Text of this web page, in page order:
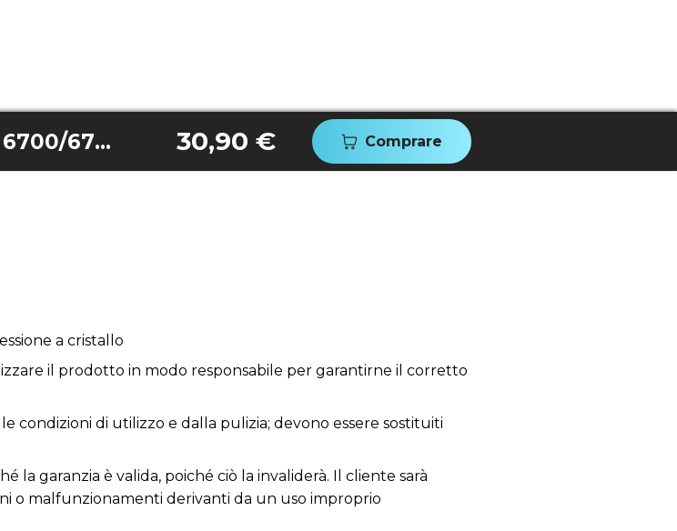
Resistenza 1500w Readywarm 6700/6720 Crystal Connection 30,90 € Comprare
a cristallo
il prodotto in modo responsabile per garantirne il corretto
condizioni di utilizzo e dalla pulizia; devono essere sostituiti
la garanzia è valida, poiché ciò la invaliderà. Il cliente sarà
o malfunzionamenti derivanti da un uso improprio